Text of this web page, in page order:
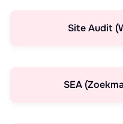
Site Audit
SEA